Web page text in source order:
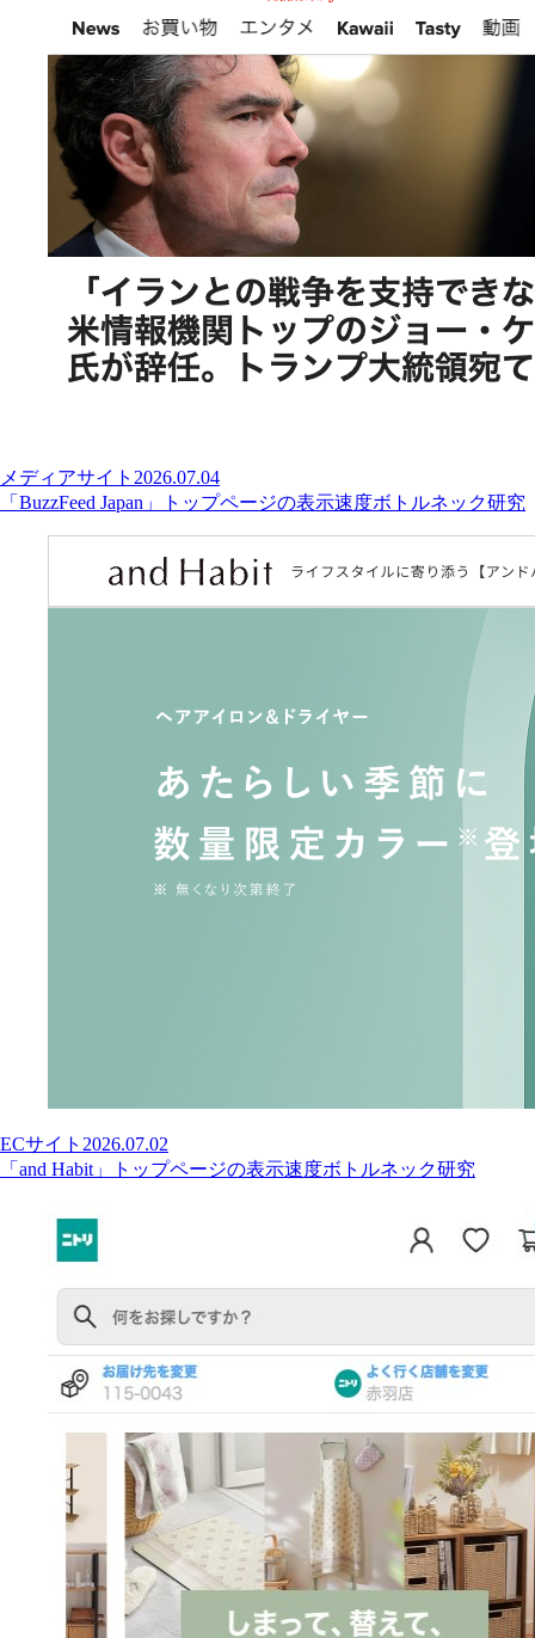
メディアサイト 2026.07.04
「BuzzFeed Japan」トップページの表示速度ボトルネック研究
ECサイト 2026.07.02
「and Habit」トップページの表示速度ボトルネック研究